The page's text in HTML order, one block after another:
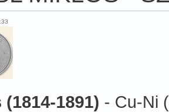
1891) - Cu-Ni